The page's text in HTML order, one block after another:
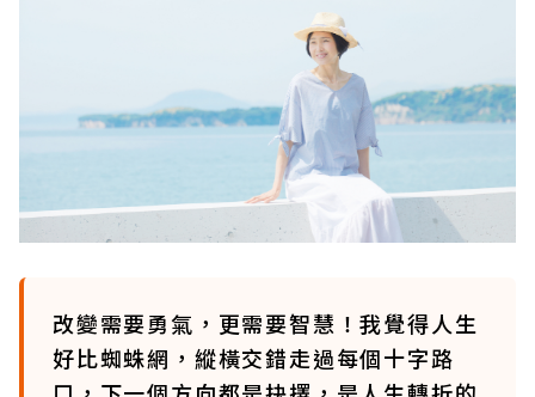
改變需要勇氣，更需要智慧！我覺得人生
好比蜘蛛網，縱橫交錯走過每個十字路